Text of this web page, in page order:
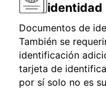
identidad
Documentos de
También se
identificación
tarjeta de
por sí solo no es